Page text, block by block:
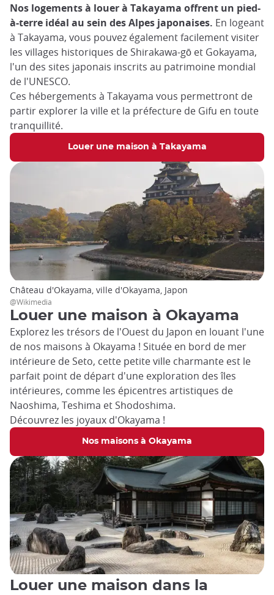
Nos logements à louer à Takayama offrent un pied-
à-terre idéal au sein des Alpes japonaises. En logeant
à Takayama, vous pouvez également facilement visiter
les villages historiques de Shirakawa-gō et Gokayama,
l'un des sites japonais inscrits au patrimoine mondial
de l'UNESCO.
Ces hébergements à Takayama vous permettront de
partir explorer la ville et la préfecture de Gifu en toute
tranquillité.
Louer une maison à Takayama
Louer une maison à Okayama
Explorez les trésors de l'Ouest du Japon en louant l'une
de nos maisons à Okayama ! Située en bord de mer
intérieure de Seto, cette petite ville charmante est le
parfait point de départ d'une exploration des îles
intérieures, comme les épicentres artistiques de
Naoshima, Teshima et Shodoshima.
Découvrez les joyaux d'Okayama !
Nos maisons à Okayama
Château d'Okayama, ville d'Okayama, Japon
@Wikimedia
Louer une maison dans la